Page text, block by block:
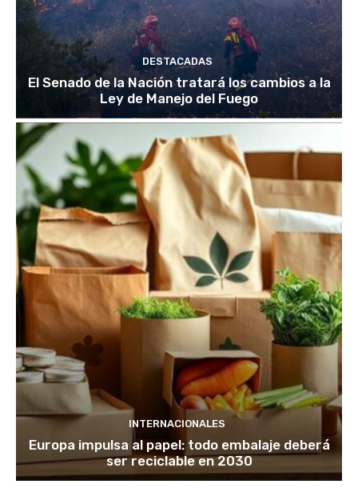
DESTACADAS
El Senado de la Nación tratará los cambios a la
Ley de Manejo del Fuego
INTERNACIONALES
Europa impulsa al papel: todo embalaje deberá
ser reciclable en 2030